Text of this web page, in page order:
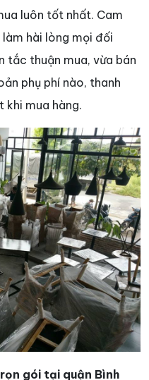
luôn tốt nhất. Cam
hài lòng mọi đối
tắc thuận mua, vừa bán
phụ phí nào, thanh
khi mua hàng.
gói tại quận Bình